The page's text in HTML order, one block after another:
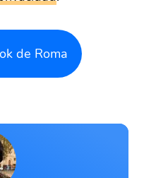
de Roma